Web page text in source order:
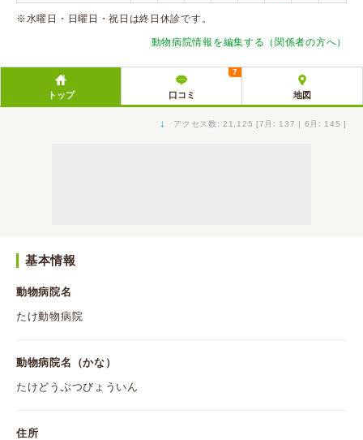
口コミ投稿
※水曜日・日曜日・祝日は終日休診です。
動物病院情報を編集する（関係者の方へ）
トップ 口コミ
7
地図
↓ アクセス数: 21,125 [7月: 137 | 6月: 145 ]
基本情報
動物病院名
たけ動物病院
動物病院名（かな）
たけどうぶつびょういん
住所